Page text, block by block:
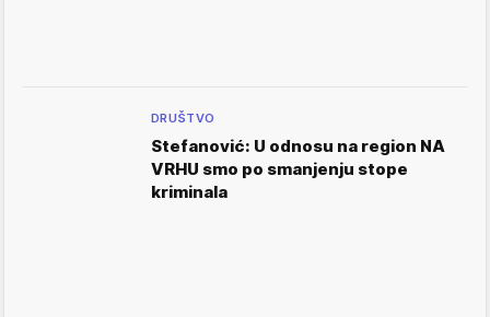
DRUŠTVO
Stefanović: U odnosu na region NA
VRHU smo po smanjenju stope
kriminala